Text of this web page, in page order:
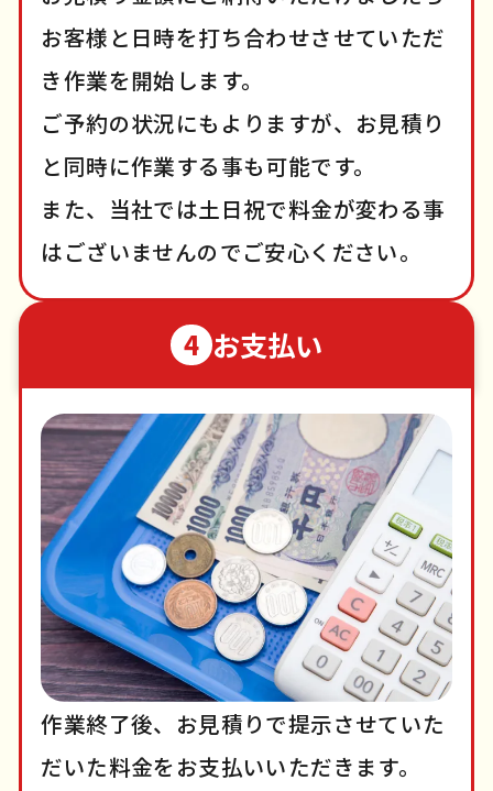
お客様と日時を打ち合わせさせていただ
き作業を開始します。
ご予約の状況にもよりますが、お見積り
と同時に作業する事も可能です。
また、当社では土日祝で料金が変わる事
はございませんのでご安心ください。
4 お支払い
作業終了後、お見積りで提示させていた
だいた料金をお支払いいただきます。